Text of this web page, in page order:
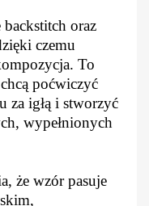
oraz
czemu
To
poćwiczyć
za igłą i stworzyć
wypełnionych
że wzór pasuje